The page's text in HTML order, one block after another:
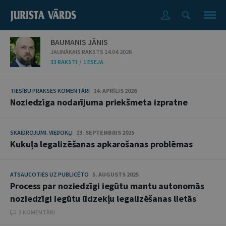
BAUMANIS JĀNIS
JAUNĀKAIS RAKSTS 14.04.2026
33 RAKSTI / 1 ESEJA
TIESĪBU PRAKSES KOMENTĀRI 14. APRĪLIS 2026
Noziedzīga nodarījuma priekšmeta izpratne
SKAIDROJUMI. VIEDOKĻI 23. SEPTEMBRIS 2025
Kukuļa legalizēšanas apkarošanas problēmas
ATSAUCOTIES UZ PUBLICĒTO 5. AUGUSTS 2025
Process par noziedzīgi iegūtu mantu autonomās
noziedzīgi iegūtu līdzekļu legalizēšanas lietās
3 KOMENTĀRI